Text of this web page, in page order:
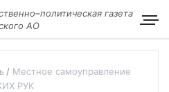
газета
АО
Местное самоуправление
РУК